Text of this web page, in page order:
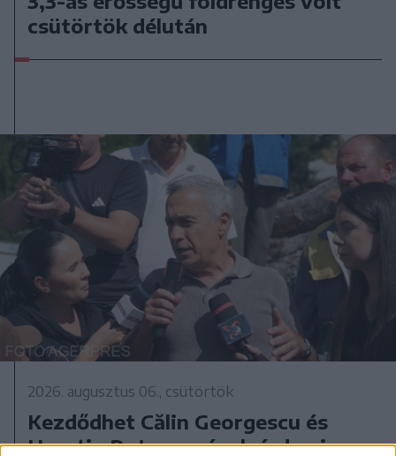
csütörtök délután
2026. augusztus 06., csütörtök
Kezdődhet Călin Georgescu és
Horațiu Potra perének érdemi